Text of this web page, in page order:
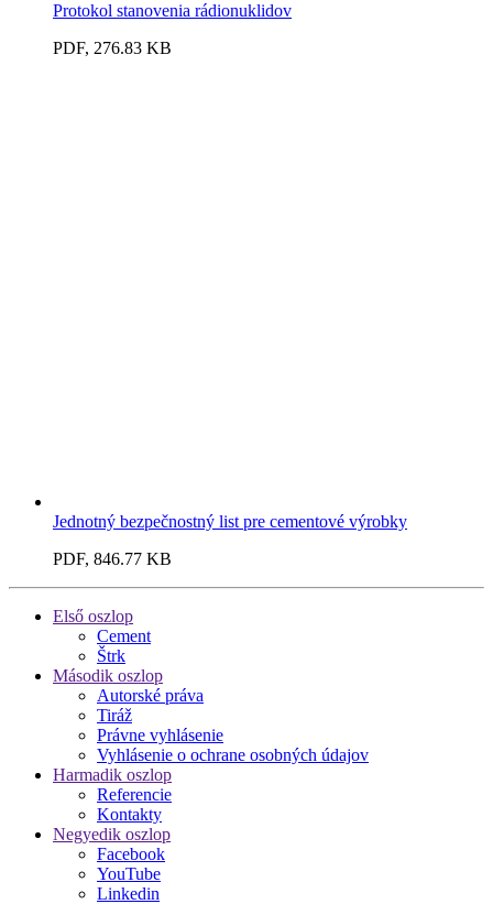
Protokol stanovenia rádionuklidov
PDF, 276.83 KB
Jednotný bezpečnostný list pre cementové výrobky
PDF, 846.77 KB
Első oszlop
Cement
Štrk
Második oszlop
Autorské práva
Tiráž
Právne vyhlásenie
Vyhlásenie o ochrane osobných údajov
Harmadik oszlop
Referencie
Kontakty
Negyedik oszlop
Facebook
YouTube
Linkedin